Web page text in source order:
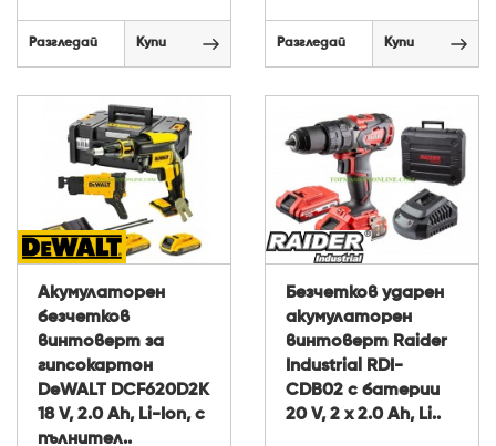
Разгледай Купи Разгледай Купи
Акумулаторен
безчетков
винтоверт за
гипсокартон
DeWALT DCF620D2K
18 V, 2.0 Ah, Li-Ion, с
пълнител..
Безчетков ударен
акумулаторен
винтоверт Raider
Industrial RDI-
CDB02 с батерии
20 V, 2 x 2.0 Ah, Li..